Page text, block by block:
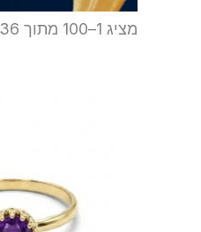
מציג 1–100 מתוך 136 תוצאות